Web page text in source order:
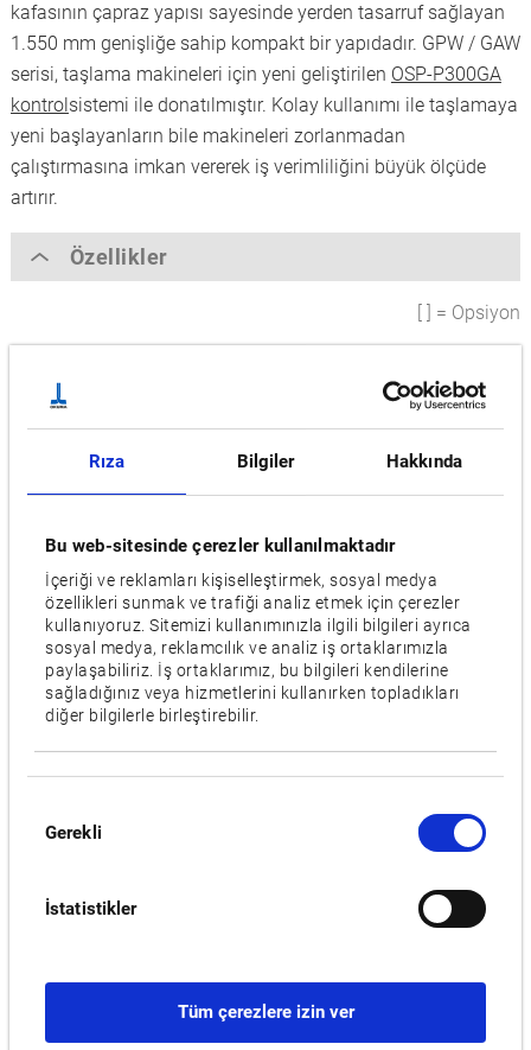
Rıza Bilgiler Hakkında
Bu web-sitesinde çerezler kullanılmaktadır
İçeriği ve reklamları kişiselleştirmek, sosyal medya
özellikleri sunmak ve trafiği analiz etmek için çerezler
kullanıyoruz. Sitemizi kullanımınızla ilgili bilgileri ayrıca
sosyal medya, reklamcılık ve analiz iş ortaklarımızla
paylaşabiliriz. İş ortaklarımız, bu bilgileri kendilerine
sağladığınız veya hizmetlerini kullanırken topladıkları
diğer bilgilerle birleştirebilir.
Seçimi
Gerekli
İstatistikler
Tüm çerezlere izin ver
kafasının çapraz yapısı sayesinde yerden tasarruf sağlayan
1.550 mm genişliğe sahip kompakt bir yapıdadır. GPW / GAW
serisi, taşlama makineleri için yeni geliştirilen OSP-P300GA
kontrolsistemi ile donatılmıştır. Kolay kullanımı ile taşlamaya
yeni başlayanların bile makineleri zorlanmadan
çalıştırmasına imkan vererek iş verimliliğini büyük ölçüde
artırır.
Özellikler
[ ] = Opsiyon
150
Merkezler arası mesafe [mm]
250
Taş motoru [kW]
5.5
Taş çapı [mm]
510
Taş hızı [m/dk]
45
1,550 x 2,734
Videolar / Yüklemeler